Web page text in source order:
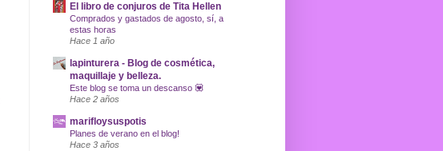
El libro de conjuros de Tita Hellen
Comprados y gastados de agosto, sí, a
estas horas
Hace 1 año
lapinturera - Blog de cosmética,
maquillaje y belleza.
Este blog se toma un descanso 💟
Hace 2 años
marifloysuspotis
Planes de verano en el blog!
Hace 3 años